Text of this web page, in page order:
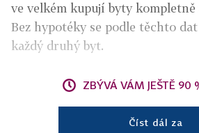
ve velkém kupují byty kompletně
Bez hypotéky se podle těchto
každý druhý byt.
ZBÝVÁ VÁM JEŠTĚ 90
Číst dál za